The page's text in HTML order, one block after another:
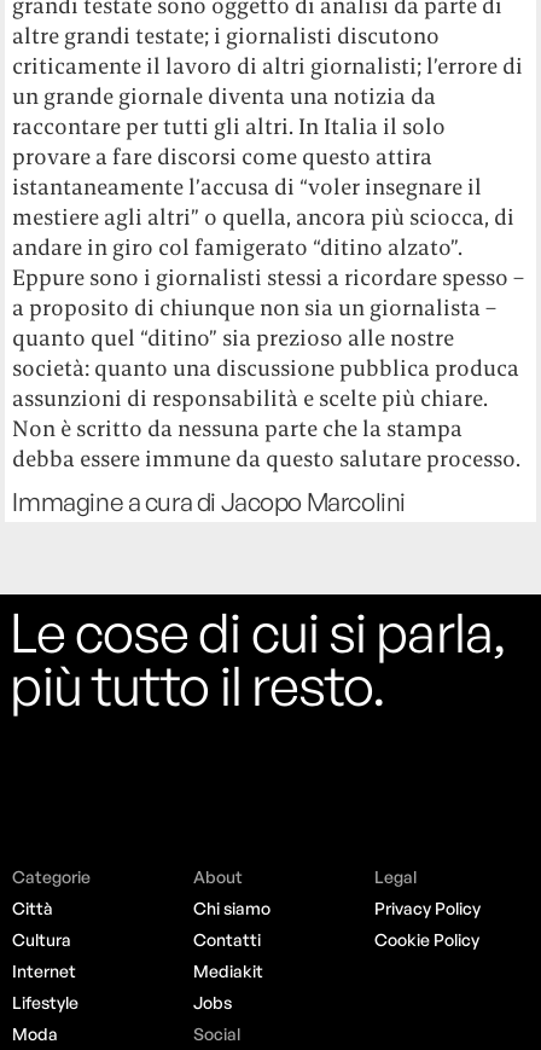
grandi testate sono oggetto di analisi da parte di
altre grandi testate; i giornalisti discutono
criticamente il lavoro di altri giornalisti; l’errore di
un grande giornale diventa una notizia da
raccontare per tutti gli altri. In Italia il solo
provare a fare discorsi come questo attira
istantaneamente l’accusa di “voler insegnare il
mestiere agli altri” o quella, ancora più sciocca, di
andare in giro col famigerato “ditino alzato”.
Eppure sono i giornalisti stessi a ricordare spesso –
a proposito di chiunque non sia un giornalista –
quanto quel “ditino” sia prezioso alle nostre
società: quanto una discussione pubblica produca
assunzioni di responsabilità e scelte più chiare.
Non è scritto da nessuna parte che la stampa
debba essere immune da questo salutare processo.
Immagine a cura di Jacopo Marcolini
Le cose di cui si parla,
più tutto il resto.
Categorie
Città
Cultura
Internet
Lifestyle
Moda
About
Chi siamo
Contatti
Mediakit
Jobs
Social
Legal
Privacy Policy
Cookie Policy